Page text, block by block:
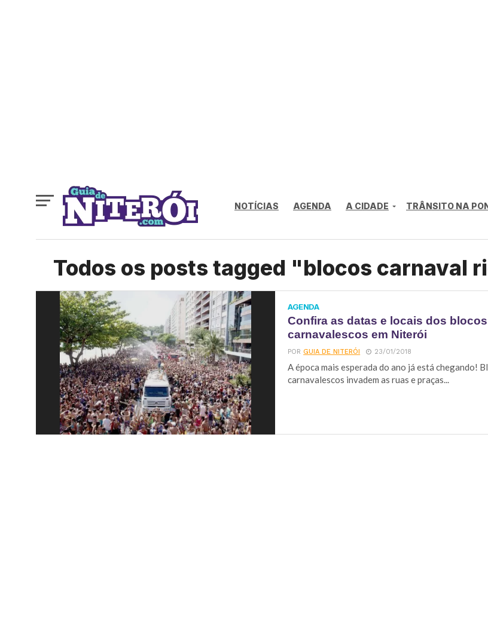
NOTÍCIAS AGENDA A CIDADE TRÂNSITO NA
Todos os posts tagged "blocos carnaval
AGENDA
Confira as datas e locais dos blocos
carnavalescos em Niterói
PORGUIA DE NITERÓI 23/01/2018
A época mais esperada do ano já está chegando!
carnavalescos invadem as ruas e praças...